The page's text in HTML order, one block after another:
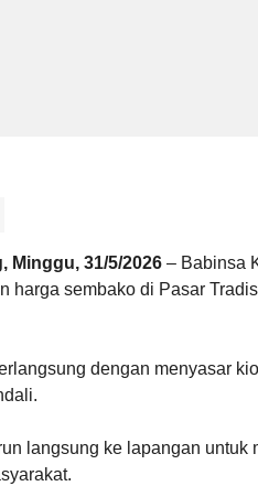
Minggu, 31/5/2026 – Babinsa
harga sembako di Pasar
dengan menyasar
langsung ke lapangan